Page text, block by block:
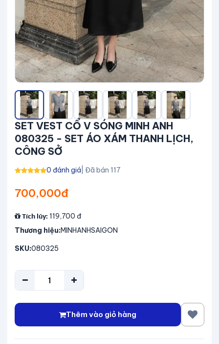
SET VEST CỔ V SÓNG MINH ANH
080325 - SET ÁO XÁM THANH LỊCH,
CÔNG SỞ
0 đánh giá | Đã bán 117
700,000đ
Tích lũy: 119,700 đ
Thương hiệu:MINHANHSAIGON
SKU:080325
Thêm vào giỏ hàng